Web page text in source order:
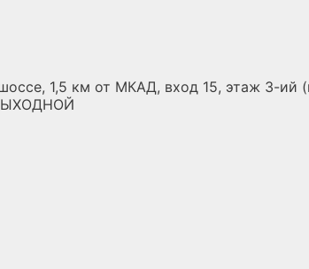
1,5 км от МКАД, вход 15, этаж 3-ий